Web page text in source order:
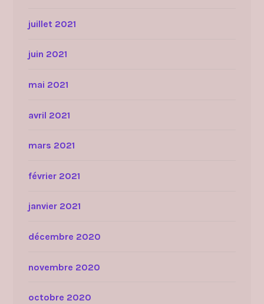
juillet 2021
juin 2021
mai 2021
avril 2021
mars 2021
février 2021
janvier 2021
décembre 2020
novembre 2020
octobre 2020